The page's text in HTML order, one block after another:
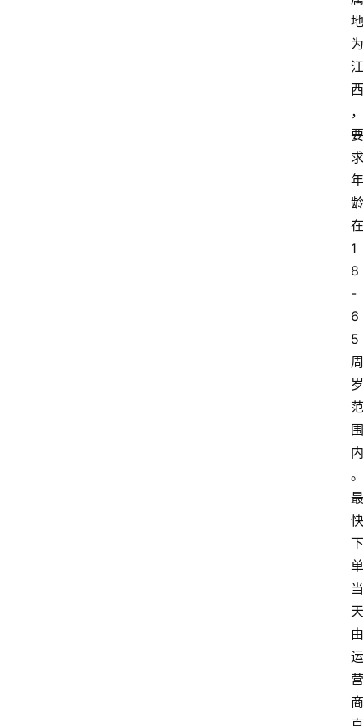
地
为
江
西
，
要
求
年
龄
在
1
8
-
6
5
周
岁
范
围
内
。
最
快
下
单
当
天
由
运
营
商